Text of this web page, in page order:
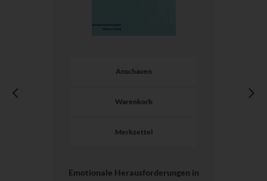
Anschauen
Warenkorb
Merkzettel
Emotionale Herausforderungen in